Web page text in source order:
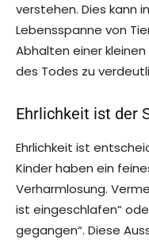
verstehen. Dies kann
Lebensspanne von
Abhalten einer
des Todes zu
Ehrlichkeit ist der
Ehrlichkeit ist
Kinder haben ein
Verharmlosung.
ist eingeschlafen“
gegangen“. Diese